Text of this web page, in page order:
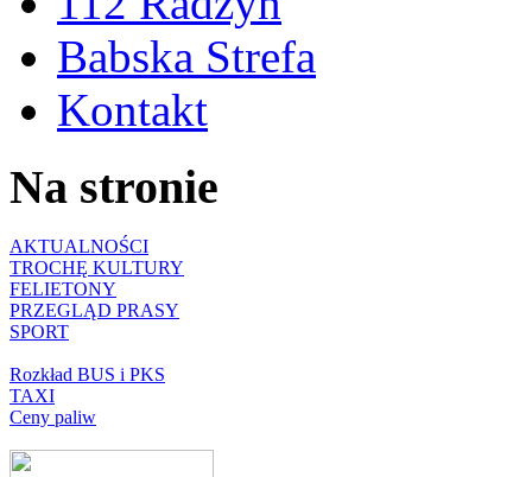
Babska Strefa
Kontakt
Na stronie
AKTUALNOŚCI
TROCHĘ KULTURY
FELIETONY
PRZEGLĄD PRASY
SPORT
Rozkład BUS i PKS
TAXI
Ceny paliw